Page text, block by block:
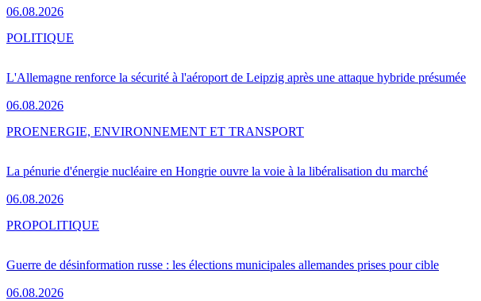
06.08.2026
L'Allemagne renforce la sécurité à l'aéroport de Leipzig après une attaque hybride présumée
06.08.2026
POLITIQUE
La pénurie d'énergie nucléaire en Hongrie ouvre la voie à la libéralisation du marché
06.08.2026
PROENERGIE, ENVIRONNEMENT ET TRANSPORT
Guerre de désinformation russe : les élections municipales allemandes prises pour cible
06.08.2026
PROPOLITIQUE